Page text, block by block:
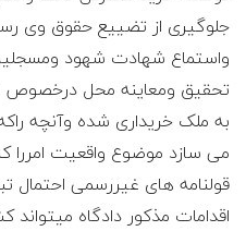
ا
ی
ه
ی
جلوگیری از تضییع حقوق وی
واستماع شهادت شهود ومسجلین
تحقیق ومعاینه محل
به ملک خریداری شده وآنچه
می سازد موضوع واقعیت امررا
قولنامه های غیررسمی احتمال
اقدامات مذکور دادگاه